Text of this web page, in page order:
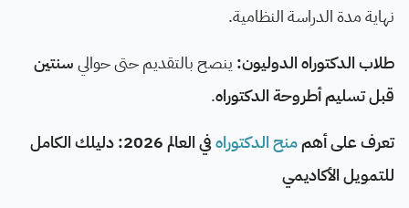
نهاية مدة الدراسة النظامية.
طلاب الدكتوراه الدوليون: ينصح بالتقديم حتى حواليسنتين
قبل تسليم أطروحة الدكتوراه.
تعرف على أهممنح الدكتوراه
في العالم 2026: دليلك الكامل
للتمويل الأكاديمي